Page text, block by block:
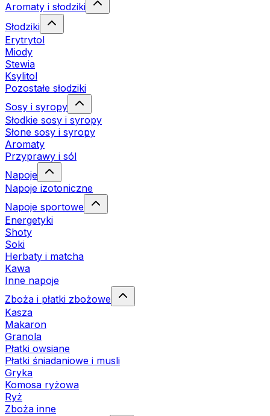
Aromaty i słodziki
Słodziki
Erytrytol
Miody
Stewia
Ksylitol
Pozostałe słodziki
Sosy i syropy
Słodkie sosy i syropy
Słone sosy i syropy
Aromaty
Przyprawy i sól
Napoje
Napoje izotoniczne
Napoje sportowe
Energetyki
Shoty
Soki
Herbaty i matcha
Kawa
Inne napoje
Zboża i płatki zbożowe
Kasza
Makaron
Granola
Płatki owsiane
Płatki śniadaniowe i musli
Gryka
Komosa ryżowa
Ryż
Zboża inne